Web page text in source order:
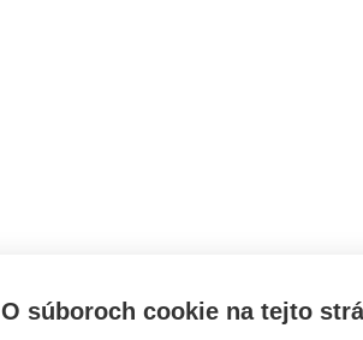
O súboroch cookie na tejto